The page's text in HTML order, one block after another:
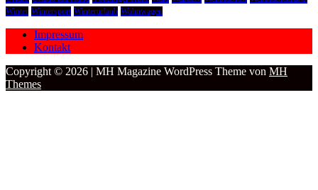
Winter Wintersport Winterurlaub Wohnwagen
Impressum
Kontakt
Copyright © 2026 | MH Magazine WordPress Theme von MH
Themes